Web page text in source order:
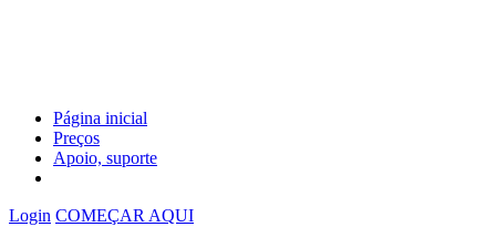
Página inicial
Preços
Apoio, suporte
Login COMEÇAR AQUI